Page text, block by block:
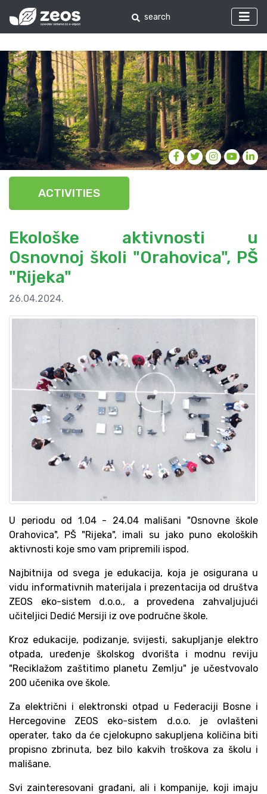
ACTIVITIES
Ekološke aktivnosti u
Osnovnoj školi "Orahovica", PŠ
"Rijeka"
26.04.2024.
U periodu od 1.04 - 24.04 mališani "Osnovne škole
Orahovica", PŠ "Rijeka", imali su jako puno ekoloških
aktivnosti koje smo vam pripremili ispod.
Najbitnija od svega je edukacija, koja je osigurana u
vidu informativnih materijala i prezentacija od društva
ZEOS eko-sistem d.o.o., a provedena zahvaljujući
učiteljici Dedić Mersiji iz ove područne škole.
Kroz edukacije, podizanje, svijesti, sakupljanje elektro
otpada, uređenje školskog dvorišta i modnu reviju
"Reciklažom zaštitimo planetu Zemlju" je učestvovalo
200 učenika ove škole.
Za električni i elektronski otpad u Federaciji Bosne i
Hercegovine ZEOS eko-sistem d.o.o. je ovlašteni
operater, tako da će cjelokupno sakupljena količina biti
propisno zbrinuta, bez bilo kakvih troškova za školu i
mališane.
Svi zainteresovani građani, ali i kompanije, koji imaju